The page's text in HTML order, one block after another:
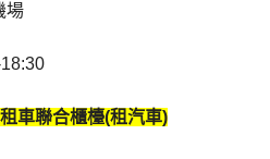
場
車聯合櫃檯(租汽車)